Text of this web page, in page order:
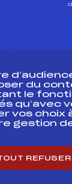
du
le
qu’avec
vos choix
gestion
REFUSER